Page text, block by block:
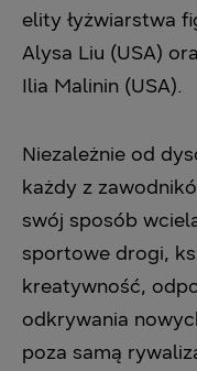
elity łyżwiarstwa
Alysa Liu (USA)
Ilia Malinin (USA).
Niezależnie od
każdy z
swój sposób
sportowe drogi,
kreatywność,
odkrywania
poza samą